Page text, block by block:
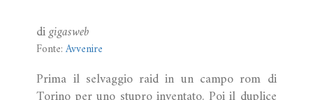
digigasweb
Fonte:Avvenire
Prima il selvaggio raid in un campo rom di